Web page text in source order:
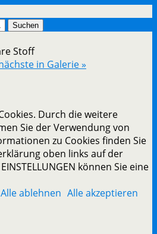
Stoff
in Galerie »
Durch die weitere
Sie der Verwendung von
zu Cookies finden Sie
oben links auf der
können Sie eine
Alle ablehnen Alle akzeptieren